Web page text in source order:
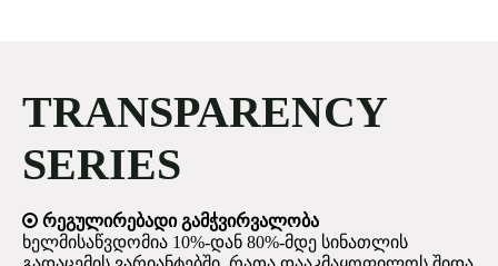
TRANSPARENCY
SERIES
 რეგულირებადი გამჭვირვალობა
ხელმისაწვდომია 10%-დან 80%-მდე სინათლის